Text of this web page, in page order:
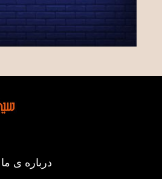
درباره ی ما